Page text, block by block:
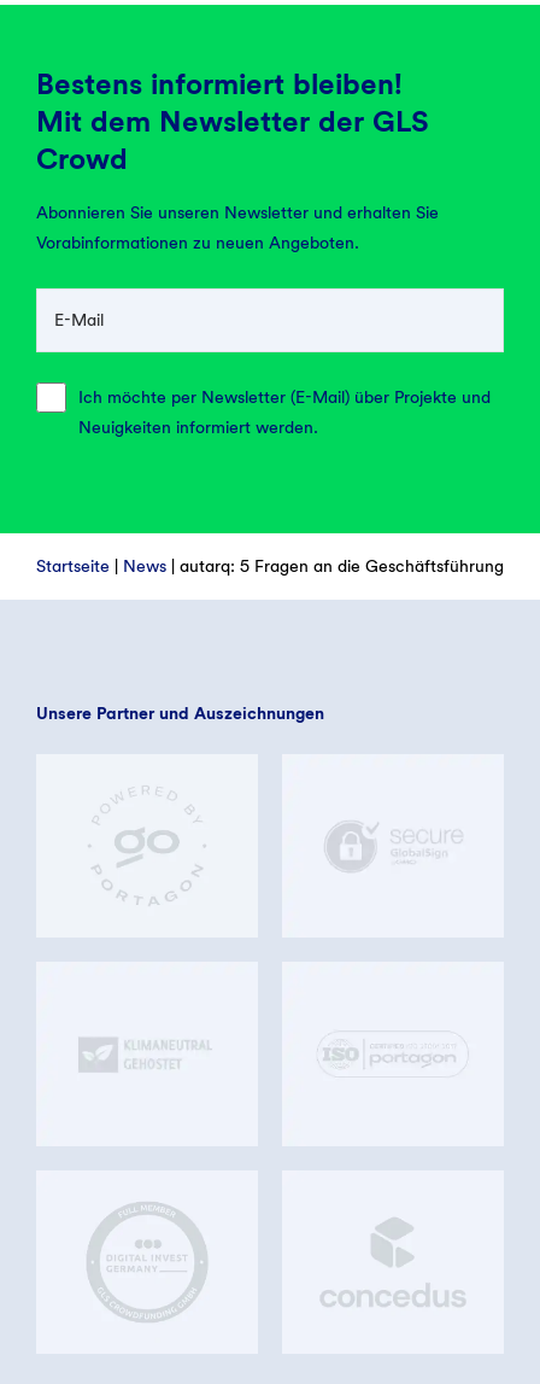
Bestens informiert bleiben!
Mit dem Newsletter der GLS
Crowd
Abonnieren Sie unseren Newsletter und erhalten Sie
Vorabinformationen zu neuen Angeboten.
E-Mail
Ich möchte per Newsletter (E-Mail) über Projekte und
Neuigkeiten informiert werden.
Startseite News autarq: 5 Fragen an die Geschäftsführung
Unsere Partner und Auszeichnungen